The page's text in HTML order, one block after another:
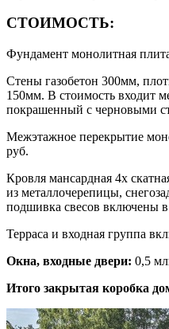
СТОИМОСТЬ:
Фундамент монолитная
Стены газобетон 300мм,
150мм. В стоимость входит
покрашенный с черновыми
Межэтажное перекрытие
руб.
Кровля мансардная 4х
из металлочерепицы,
подшивка свесов включены
Терраса и входная группа
Окна, входные двери: 0,5
Итого закрытая коробка